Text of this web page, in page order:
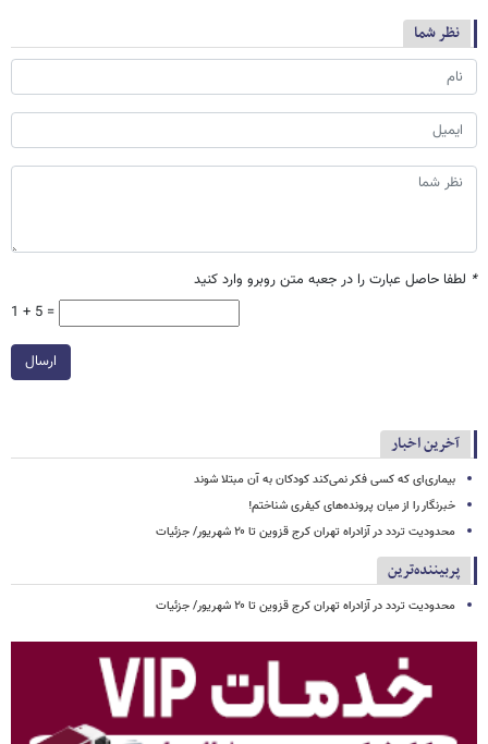
نظر شما
* لطفا حاصل عبارت را در جعبه متن روبرو وارد کنید
1 + 5 =
ارسال
آخرین اخبار
بیماری‌ای که کسی فکر نمی‌کند کودکان به آن مبتلا شوند
خبرنگار را از میان پرونده‌های کیفری شناختم!
محدودیت تردد در آزادراه تهران کرج قزوین تا ۲۰ شهریور/ جزئیات
پربیننده‌ترین
محدودیت تردد در آزادراه تهران کرج قزوین تا ۲۰ شهریور/ جزئیات